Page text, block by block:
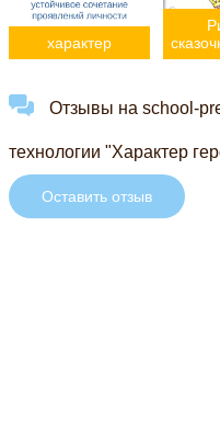
характер
Отзывы на school-
технологии "Характер
Оставить отзыв